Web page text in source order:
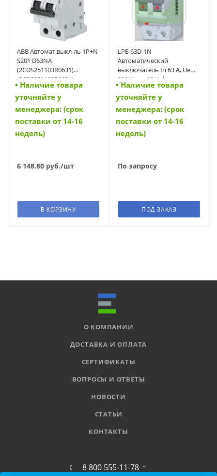
ABB Автомат.выкл-ль 1P+N
S201 D63NA
(2CDS251103R0631)
(2CDS251103R0631)
• Наличие товара
уточняйте у
менеджера: (срок
поставки от 14-16
недель)
6 148.80 руб./шт
В КОРЗИНУ
LPE-63D-1N
Автоматический
выключатель In 63 A, Ue
230 V a.c., 60 V d.c.,
характеристика D, 1+N-
полюс, Icn 6 kA (34615)
• Наличие товара
уточняйте у
менеджера: (срок
поставки от 14-16
недель)
По запросу
ПОД ЗАКАЗ
О КОМПАНИИ
ДОСТАВКА И ОПЛАТА
СЕРТИФИКАТЫ
ВОПРОСЫ И ОТВЕТЫ
НОВОСТИ
СТАТЬИ
КОНТАКТЫ
8 800 555-11-78